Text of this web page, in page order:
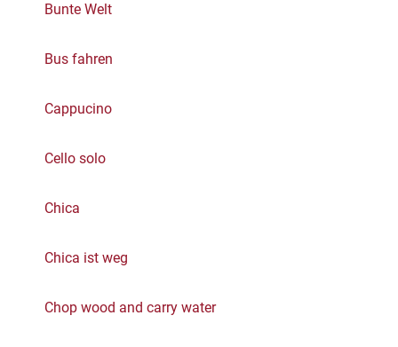
Bunte Welt
Bus fahren
Cappucino
Cello solo
Chica
Chica ist weg
Chop wood and carry water